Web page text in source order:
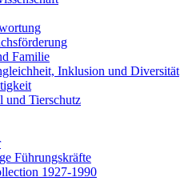
Familie
Inklusion und Diversität
und Tierschutz
Führungskräfte
1927-1990